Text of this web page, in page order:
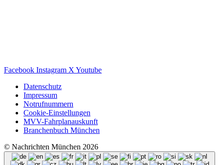
Facebook Instagram X Youtube
Datenschutz
Impressum
Notrufnummern
Cookie-Einstellungen
MVV-Fahrplanauskunft
Branchenbuch München
© Nachrichten München 2026